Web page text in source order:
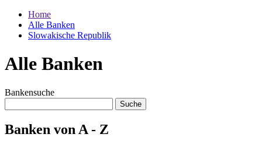
Home
Alle Banken
Slowakische Republik
Alle Banken
Bankensuche
Banken von A - Z